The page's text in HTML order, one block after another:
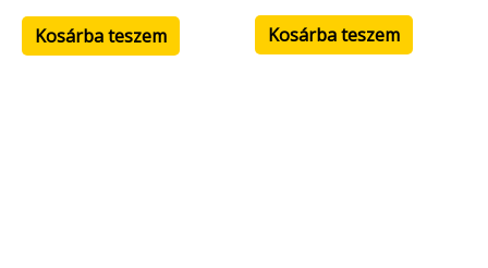
Kosárba teszem Kosárba teszem